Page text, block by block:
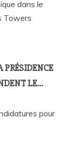
dans le
Towers
PRÉSIDENCE
LE
pour